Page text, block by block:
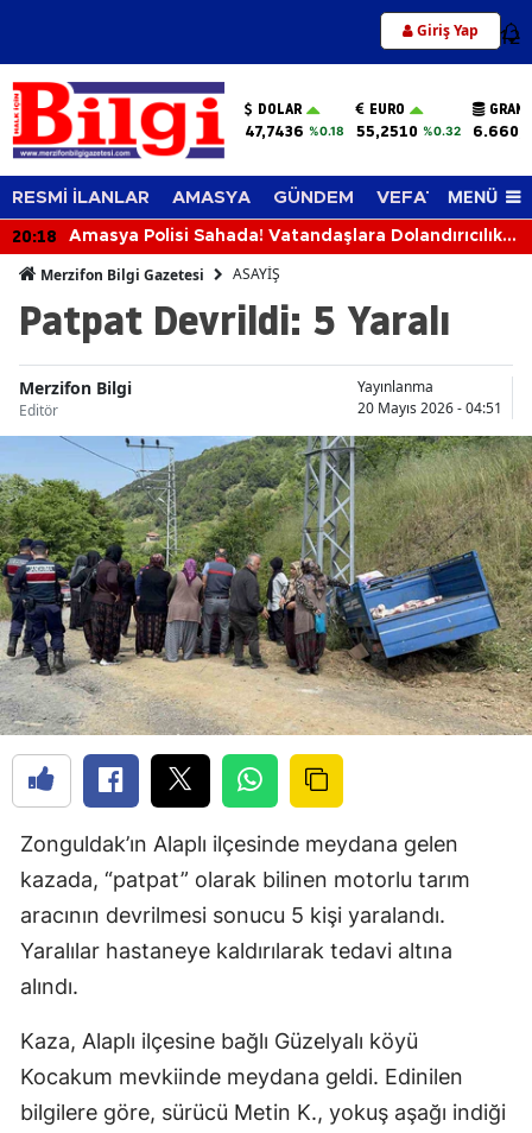
Giriş Yap 12
DOLAR
47,7436 %0.18
EURO
55,2510 %0.32
RESMİ İLANLAR AMASYA GÜNDEM VEFAT EDENLER
MENÜ
20:18
Amasya Polisi Sahada! Vatandaşlara Dolandırıcılık,
Merzifon Bilgi Gazetesi ASAYİŞ
Patpat Devrildi: 5 Yaralı
Merzifon Bilgi
Editör
Yayınlanma
20 Mayıs 2026 - 04:51
Zonguldak’ın Alaplı ilçesinde meydana gelen
kazada, “patpat” olarak bilinen motorlu tarım
aracının devrilmesi sonucu 5 kişi yaralandı.
Yaralılar hastaneye kaldırılarak tedavi altına
alındı.
Kaza, Alaplı ilçesine bağlı Güzelyalı köyü
Kocakum mevkiinde meydana geldi. Edinilen
bilgilere göre, sürücü Metin K., yokuş aşağı indiği